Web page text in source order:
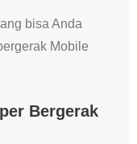
bisa Anda
Mobile
Bergerak